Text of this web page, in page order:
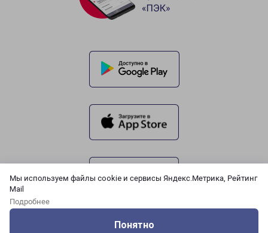
Мы используем файлы cookie и сервисы Яндекс.Метрика, Рейтинг
Mail
Подробнее
Понятно